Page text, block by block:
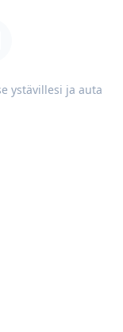
ystävillesi ja auta